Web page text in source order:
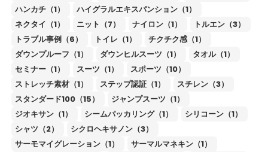
ハンカチ（1）
ハイグラルエキスパンション（1）
ネクタイ（1）
ニット（7） ナイロン（1）
トルエン（3）
トラブル事例（6）
トイレ（1）
チクチク感（1）
ダウンプルーフ（1）
ダウンヒルスーツ（1）
タオル（1）
セミナー（1）
スーツ（1）
スポーツ（10）
ストレッチ素材（1）
ステップ認証（1）
スチレン（3）
スタンダード100（15）
ジャンプスーツ（1）
ジオキサン（1）
シームパッカリング（1）
シリコーン（1）
シャツ（2）
シクロヘキサノン（3）
サーモマイグレーション（1）
サーマルマネキン（1）